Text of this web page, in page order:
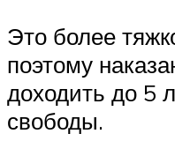
Это более
поэтому
доходить до 5
свободы.